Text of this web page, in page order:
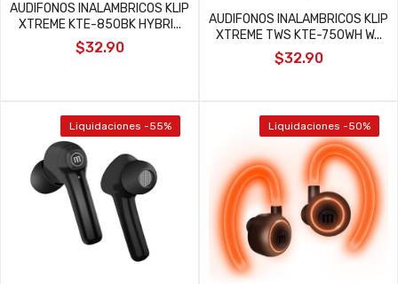
AUDIFONOS INALAMBRICOS KLIP
XTREME KTE-850BK HYBRI...
$32.90
AUDIFONOS INALAMBRICOS KLIP
XTREME TWS KTE-750WH W...
$32.90
Liquidaciones -55% Liquidaciones -50%